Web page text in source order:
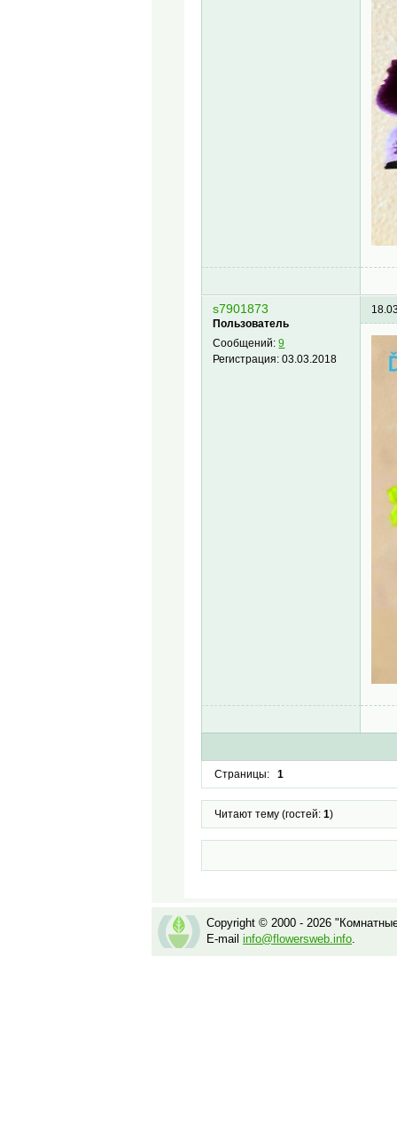
s7901873
Пользователь
Сообщений:9
Регистрация:03.03.2018
Страницы: 1
Читают тему (гостей: 1)
Copyright © 2000 - 2026
E-mail info@flowersweb.info.